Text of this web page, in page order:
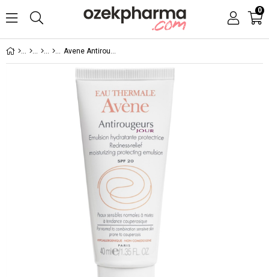
0
Avene Antirougeurs Emülsiyon SPF 20+ 40 ml